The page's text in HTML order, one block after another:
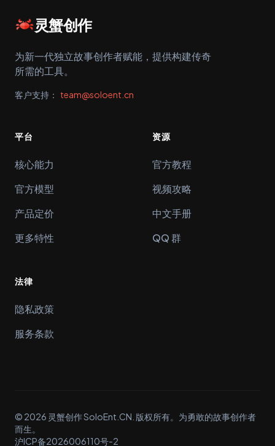
灵蟹创作
为新一代独立故事创作者赋能，提供构建传奇
所需的工具。
客户支持： team@soloent.cn
平台
核心能力
官方模型
产品定价
更多特性
资源
官方教程
视频攻略
中文手册
QQ 群
法律
隐私政策
服务条款
© 2026 灵蟹创作 SoloEnt.CN. 版权所有。为勇敢的故事创作者
而生。
沪ICP备2026006110号-2